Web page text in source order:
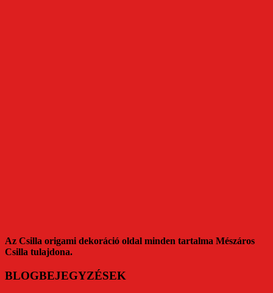
Az Csilla origami dekoráció oldal minden tartalma Mészáros
Csilla tulajdona.
BLOGBEJEGYZÉSEK